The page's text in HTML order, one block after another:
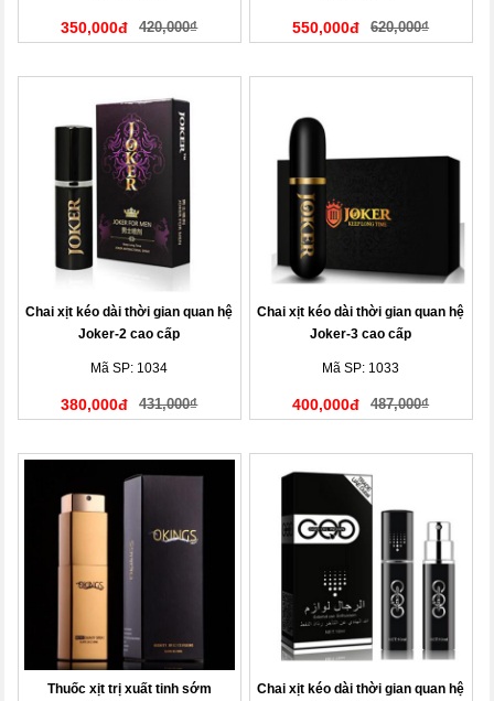
350,000đ 420,000₫ 550,000đ 620,000₫
Chai xịt kéo dài thời gian quan hệ
Joker-2 cao cấp
Mã SP: 1034
380,000đ 431,000₫
Chai xịt kéo dài thời gian quan hệ
Joker-3 cao cấp
Mã SP: 1033
400,000đ 487,000₫
Thuốc xịt trị xuất tinh sớm
Chai xịt kéo dài thời gian quan hệ